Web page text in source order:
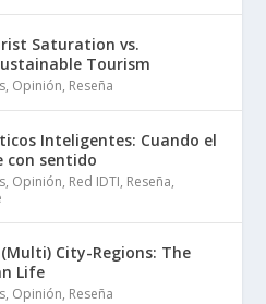
Saturation vs.
Tourism
, Opinión, Reseña
Inteligentes: Cuando el
con sentido
, Opinión, Red IDTI, Reseña,
City-Regions: The
Life
, Opinión, Reseña